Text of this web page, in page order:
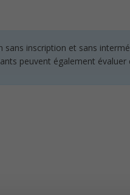
inscription et sans
peuvent également évaluer